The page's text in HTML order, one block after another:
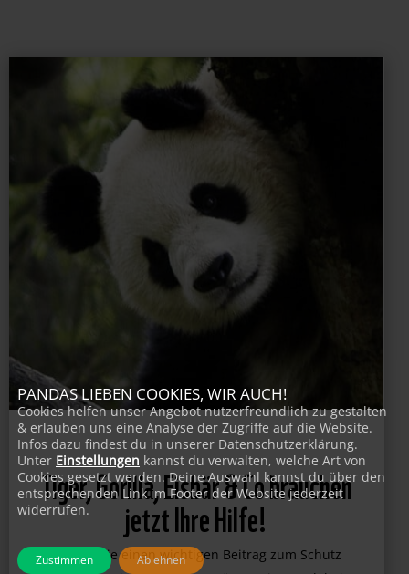
Tiger, Gorilla, Eisbär & Co brauchen
jetzt Ihre Hilfe!
Leisten Sie einen wichtigen Beitrag zum Schutz
PANDAS LIEBEN COOKIES, WIR AUCH!
Cookies helfen unser Angebot nutzerfreundlich zu gestalten
& erlauben uns eine Analyse der Zugriffe auf die Website.
Infos dazu findest du in unserer Datenschutzerklärung.
Unter Einstellungen kannst du verwalten, welche Art von
Cookies gesetzt werden. Deine Auswahl kannst du über den
entsprechenden Link im Footer der Website jederzeit
widerrufen.
Zustimmen Ablehnen